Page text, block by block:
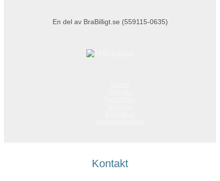
En del av BraBilligt.se (559115-0635)
Kontakt